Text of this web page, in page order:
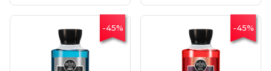
-45% -45%